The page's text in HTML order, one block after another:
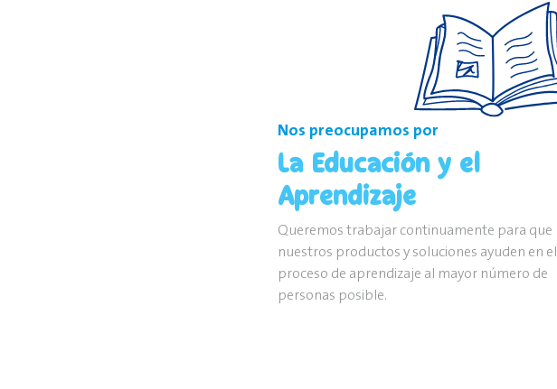
Nos preocupamos por
La Educación y el
Aprendizaje
Queremos trabajar continuamente para que
nuestros productos y soluciones ayuden en el
proceso de aprendizaje al mayor número de
personas posible.